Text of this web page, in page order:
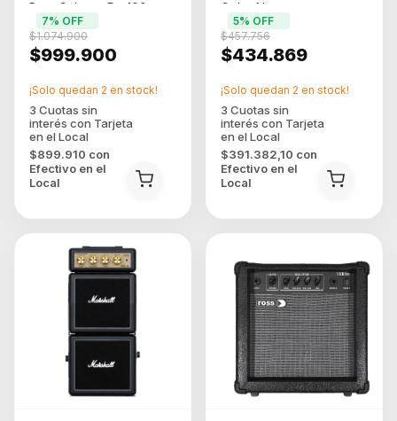
Para Guitarra De 100w
Color Negro/plata
$999.900
$1.074.900
7% OFF
$899.910 con
Efectivo en el
Local
¡Solo quedan 2 en stock!
Color Negro
$434.869
$457.756
5% OFF
$391.382,10 con
Efectivo en el
Local
¡Solo quedan 2 en stock!